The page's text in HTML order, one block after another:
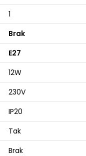
1
Brak
E27
12W
230V
IP20
Tak
Brak